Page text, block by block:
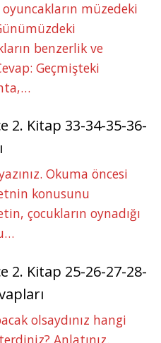
müzedeki
benzerlik ve
Geçmişteki
2. Kitap 33-34-35-36-
Okuma öncesi
konusunu
çocukların oynadığı
2. Kitap 25-26-27-28-
olsaydınız hangi